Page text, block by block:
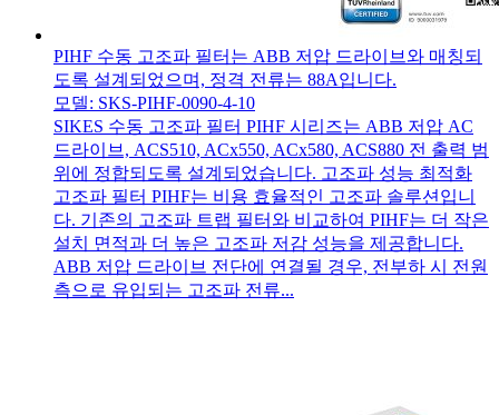
PIHF 수동 고조파 필터는 ABB 저압 드라이브와 매칭되
도록 설계되었으며, 정격 전류는 88A입니다.
모델: SKS-PIHF-0090-4-10
SIKES 수동 고조파 필터 PIHF 시리즈는 ABB 저압 AC
드라이브, ACS510, ACx550, ACx580, ACS880 전 출력 범
위에 정합되도록 설계되었습니다. 고조파 성능 최적화
고조파 필터 PIHF는 비용 효율적인 고조파 솔루션입니
다. 기존의 고조파 트랩 필터와 비교하여 PIHF는 더 작은
설치 면적과 더 높은 고조파 저감 성능을 제공합니다.
ABB 저압 드라이브 전단에 연결될 경우, 전부하 시 전원
측으로 유입되는 고조파 전류...